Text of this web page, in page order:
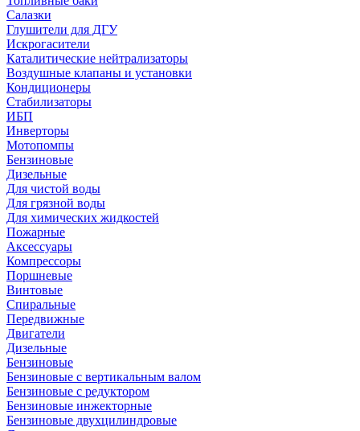
Салазки
Глушители для ДГУ
Искрогасители
Каталитические нейтрализаторы
Воздушные клапаны и установки
Кондиционеры
Стабилизаторы
ИБП
Инверторы
Мотопомпы
Бензиновые
Дизельные
Для чистой воды
Для грязной воды
Для химических жидкостей
Пожарные
Аксессуары
Компрессоры
Поршневые
Винтовые
Спиральные
Передвижные
Двигатели
Дизельные
Бензиновые
Бензиновые с вертикальным валом
Бензиновые с редуктором
Бензиновые инжекторные
Бензиновые двухцилиндровые